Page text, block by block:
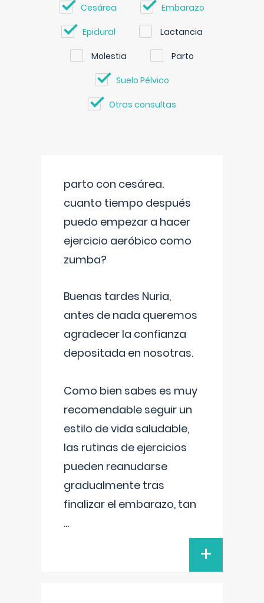
Cesárea Embarazo
Epidural Lactancia
Molestia Parto
Suelo Pélvico
Otras consultas
parto con cesárea.
cuanto tiempo después
puedo empezar a hacer
ejercicio aeróbico como
zumba?
Buenas tardes Nuria,
antes de nada queremos
agradecer la confianza
depositada en nosotras.
Como bien sabes es muy
recomendable seguir un
estilo de vida saludable,
las rutinas de ejercicios
pueden reanudarse
gradualmente tras
finalizar el embarazo, tan
...
+